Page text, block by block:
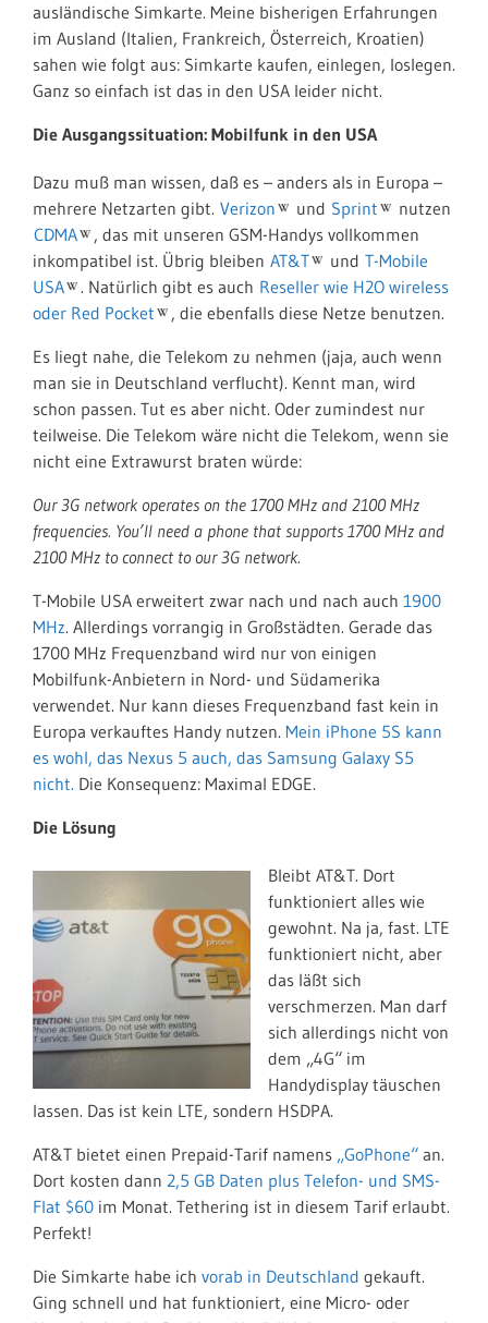
ausländische Simkarte. Meine bisherigen Erfahrungen
im Ausland (Italien, Frankreich, Österreich, Kroatien)
sahen wie folgt aus: Simkarte kaufen, einlegen, loslegen.
Ganz so einfach ist das in den USA leider nicht.
Die Ausgangssituation: Mobilfunk in den USA
Dazu muß man wissen, daß es – anders als in Europa –
mehrere Netzarten gibt. Verizon und Sprint
nutzen
CDMA
, das mit unseren GSM-Handys vollkommen
inkompatibel ist. Übrig bleiben AT&T und T-Mobile
USA
. Natürlich gibt es auch Reseller wie H2O wireless
oder Red Pocket
, die ebenfalls diese Netze benutzen.
Es liegt nahe, die Telekom zu nehmen (jaja, auch wenn
man sie in Deutschland verflucht). Kennt man, wird
schon passen. Tut es aber nicht. Oder zumindest nur
teilweise. Die Telekom wäre nicht die Telekom, wenn sie
nicht eine Extrawurst braten würde:
Our 3G network operates on the 1700 MHz and 2100 MHz
frequencies. You’ll need a phone that supports 1700 MHz and
2100 MHz to connect to our 3G network.
T-Mobile USA erweitert zwar nach und nach auch 1900
MHz. Allerdings vorrangig in Großstädten. Gerade das
1700 MHz Frequenzband wird nur von einigen
Mobilfunk-Anbietern in Nord- und Südamerika
verwendet. Nur kann dieses Frequenzband fast kein in
Europa verkauftes Handy nutzen. Mein iPhone 5S kann
es wohl, das Nexus 5 auch, das Samsung Galaxy S5
nicht. Die Konsequenz: Maximal EDGE.
Die Lösung
Bleibt AT&T. Dort
funktioniert alles wie
gewohnt. Na ja, fast. LTE
funktioniert nicht, aber
das läßt sich
verschmerzen. Man darf
sich allerdings nicht von
dem „4G“ im
Handydisplay täuschen
lassen. Das ist kein LTE, sondern HSDPA.
AT&T bietet einen Prepaid-Tarif namens „GoPhone“ an.
Dort kosten dann 2,5 GB Daten plus Telefon- und SMS-
Flat $60 im Monat. Tethering ist in diesem Tarif erlaubt.
Perfekt!
Die Simkarte habe ich vorab in Deutschland gekauft.
Ging schnell und hat funktioniert, eine Micro- oder